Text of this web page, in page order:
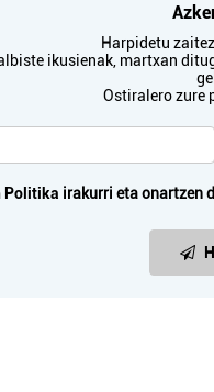
Harpidetu
ikusienak, martxan
Ostiralero zure
Politika irakurri eta onartzen